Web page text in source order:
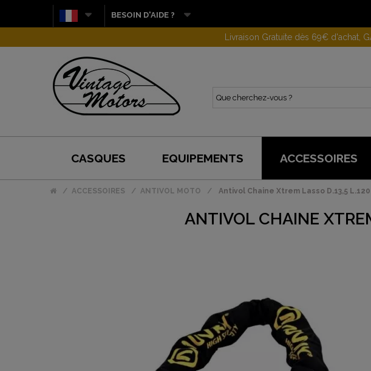
BESOIN D'AIDE ?
Livraison Gratuite dès 69€ d'achat,
CASQUES EQUIPEMENTS ACCESSOIRES
ACCESSOIRES ANTIVOL MOTO Antivol Chaine Xtrem Lasso D.13,5
ANTIVOL CHAINE